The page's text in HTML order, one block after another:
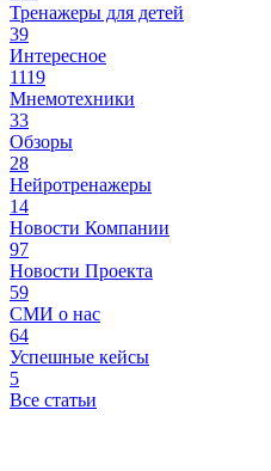
Тренажеры для детей
39
Интересное
1119
Мнемотехники
33
Обзоры
28
Нейротренажеры
14
Новости Компании
97
Новости Проекта
59
СМИ о нас
64
Успешные кейсы
5
Все статьи